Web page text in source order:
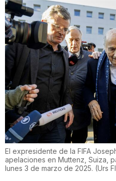
El expresidente de la FIFA
apelaciones en Muttenz, Suiza,
lunes 3 de marzo de 2025. (Urs